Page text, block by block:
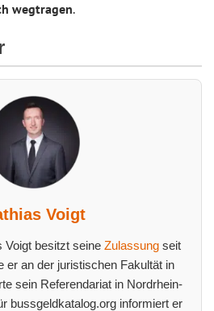
wegtragen.
Voigt
Voigt besitzt seine Zulassung seit
er an der juristischen Fakultät in
sein Referendariat in Nordrhein-
bussgeldkatalog.org informiert er